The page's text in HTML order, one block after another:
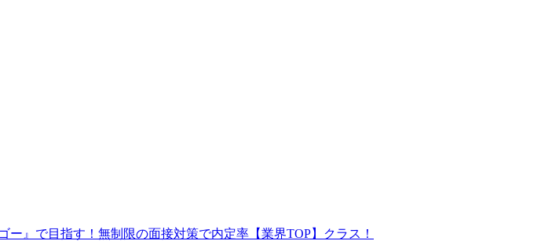
ー』で目指す！無制限の面接対策で内定率【業界TOP】クラス！